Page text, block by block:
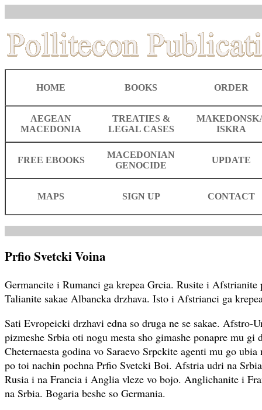
HOME BOOKS ORDER
AEGEAN
MACEDONIA
TREATIES &
LEGAL CASES
ISKRA
FREE EBOOKS
MACEDONIAN
GENOCIDE
UPDATE
MAPS SIGN UP CONTACT
Prfio Svetcki Voina
Germancite i Rumanci ga krepea Grcia. Rusite i Afstrianite
Talianite sakae Albancka drzhava. Isto i Afstrianci ga
Sati Evropeicki drzhavi edna so druga ne se sakae. Afstro-
pizmeshe Srbia oti nogu mesta sho gimashe ponapre mu gi
Cheternaesta godina vo Saraevo Srpckite agenti mu go
po toi nachin pochna Prfio Svetcki Boi. Afstria udri na
Rusia i na Francia i Anglia vleze vo bojo. Anglichanite i
na Srbia. Bogaria beshe so Germania.